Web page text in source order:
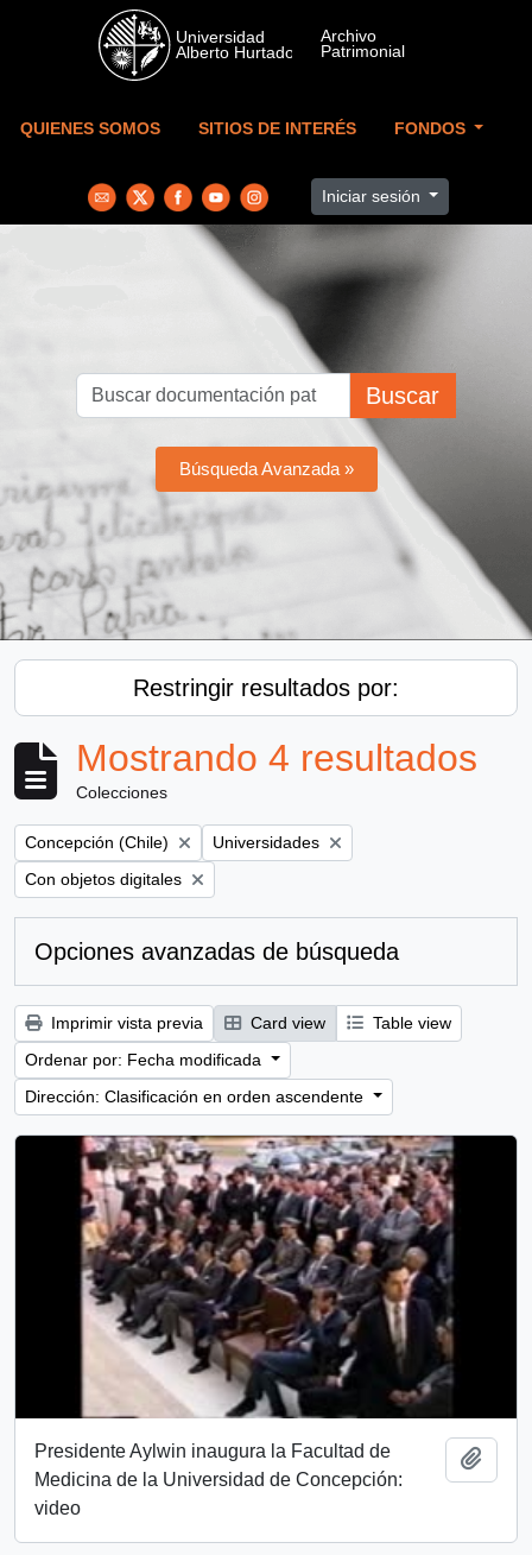
Skip to main content
QUIENES SOMOS SITIOS DE INTERÉS FONDOS
Iniciar sesión
Buscar
Búsqueda Avanzada »
Restringir resultados por:
Mostrando 4 resultados
Colecciones
Remove filter:
Concepción (Chile) Remove filter:
Universidades
Remove filter:
Con objetos digitales
Opciones avanzadas de búsqueda
Imprimir vista previa Card view
Table view
Ordenar por: Fecha modificada
Dirección: Clasificación en orden ascendente
Presidente Aylwin inaugura la Facultad de
Medicina de la Universidad de Concepción:
video